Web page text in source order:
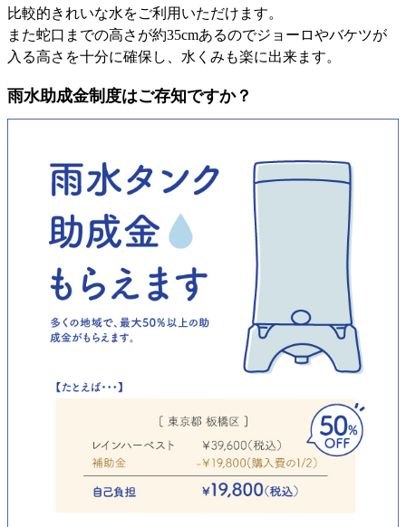
比較的きれいな水をご利用いただけます。
また蛇口までの高さが約35cmあるのでジョーロやバケツが
入る高さを十分に確保し、水くみも楽に出来ます。
雨水助成金制度はご存知ですか？